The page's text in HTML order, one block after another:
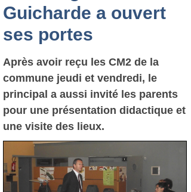
Guicharde a ouvert
ses portes
Après avoir reçu les CM2 de la
commune jeudi et vendredi, le
principal a aussi invité les parents
pour une présentation didactique et
une visite des lieux.